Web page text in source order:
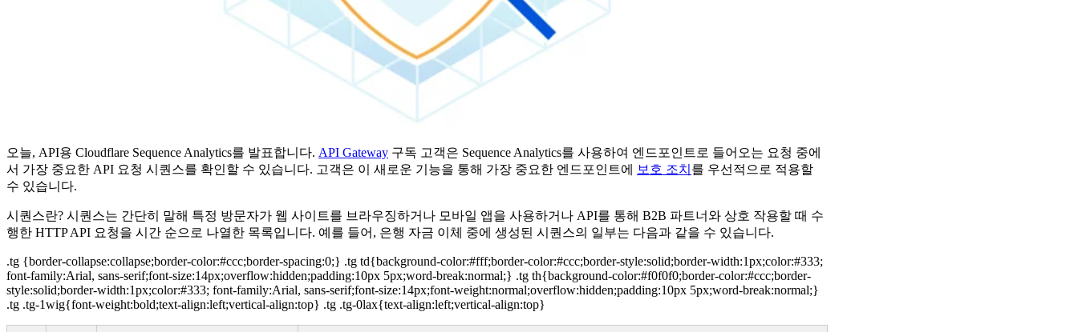
오늘, API용 Cloudflare Sequence Analytics를 발표합니다. API Gateway 구독 고객은 Sequence Analytics를 사용하여 엔드포인트로 들어오는 요청 중에
서 가장 중요한 API 요청 시퀀스를 확인할 수 있습니다. 고객은 이 새로운 기능을 통해 가장 중요한 엔드포인트에 보호 조치 를 우선적으로 적용할
수 있습니다.
시퀀스란? 시퀀스는 간단히 말해 특정 방문자가 웹 사이트를 브라우징하거나 모바일 앱을 사용하거나 API를 통해 B2B 파트너와 상호 작용할 때 수
행한 HTTP API 요청을 시간 순으로 나열한 목록입니다. 예를 들어, 은행 자금 이체 중에 생성된 시퀀스의 일부는 다음과 같을 수 있습니다.
.tg {border-collapse:collapse;border-color:#ccc;border-spacing:0;} .tg td{background-color:#fff;border-color:#ccc;border-style:solid;border-width:1px;color:#333;
font-family:Arial, sans-serif;font-size:14px;overflow:hidden;padding:10px 5px;word-break:normal;} .tg th{background-color:#f0f0f0;border-color:#ccc;border-
style:solid;border-width:1px;color:#333; font-family:Arial, sans-serif;font-size:14px;font-weight:normal;overflow:hidden;padding:10px 5px;word-break:normal;}
.tg .tg-1wig{font-weight:bold;text-align:left;vertical-align:top} .tg .tg-0lax{text-align:left;vertical-align:top}